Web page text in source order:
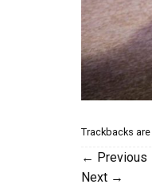
Trackbacks
← Previous
Next →